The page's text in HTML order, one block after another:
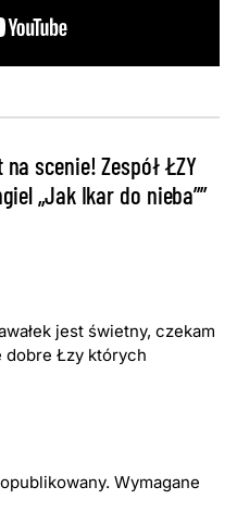
scenie! Zespół ŁZY
„Jak Ikar do nieba””
jest świetny, czekam
dobre Łzy których
Wymagane